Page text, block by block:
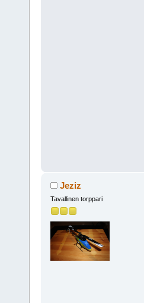
Jeziz
Tavallinen torppari